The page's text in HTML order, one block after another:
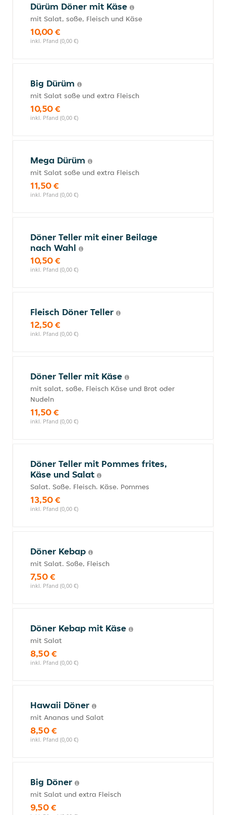
Dürüm Döner mit Käse
mit Salat, soße, Fleisch und Käse
10,00 €
inkl. Pfand (0,00 €)
Big Dürüm
mit Salat soße und extra Fleisch
10,50 €
inkl. Pfand (0,00 €)
Mega Dürüm
mit Salat soße und extra Fleisch
11,50 €
inkl. Pfand (0,00 €)
Döner Teller mit einer Beilage
nach Wahl
10,50 €
inkl. Pfand (0,00 €)
Fleisch Döner Teller
12,50 €
inkl. Pfand (0,00 €)
Döner Teller mit Käse
mit salat, soße, Fleisch Käse und Brot oder
Nudeln
11,50 €
inkl. Pfand (0,00 €)
Döner Teller mit Pommes frites,
Käse und Salat
Salat. Soße. Fleisch. Käse. Pommes
13,50 €
inkl. Pfand (0,00 €)
Döner Kebap
mit Salat. Soße, Fleisch
7,50 €
inkl. Pfand (0,00 €)
Döner Kebap mit Käse
mit Salat
8,50 €
inkl. Pfand (0,00 €)
Hawaii Döner
mit Ananas und Salat
8,50 €
inkl. Pfand (0,00 €)
Big Döner
mit Salat und extra Fleisch
9,50 €